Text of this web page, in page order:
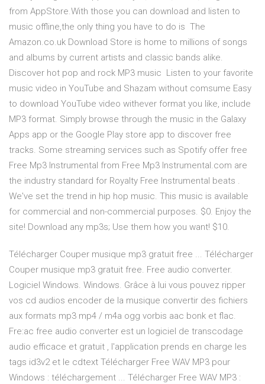
from AppStore.With those you can download and listen to
music offline,the only thing you have to do is The
Amazon.co.uk Download Store is home to millions of songs
and albums by current artists and classic bands alike.
Discover hot pop and rock MP3 music Listen to your favorite
music video in YouTube and Shazam without comsume Easy
to download YouTube video withever format you like, include
MP3 format. Simply browse through the music in the Galaxy
Apps app or the Google Play store app to discover free
tracks. Some streaming services such as Spotify offer free
Free Mp3 Instrumental from Free Mp3 Instrumental.com are
the industry standard for Royalty Free Instrumental beats .
We've set the trend in hip hop music. This music is available
for commercial and non-commercial purposes. $0. Enjoy the
site! Download any mp3s; Use them how you want! $10.
Télécharger Couper musique mp3 gratuit free ... Télécharger
Couper musique mp3 gratuit free. Free audio converter.
Logiciel Windows. Windows. Grâce à lui vous pouvez ripper
vos cd audios encoder de la musique convertir des fichiers
aux formats mp3 mp4 / m4a ogg vorbis aac bonk et flac.
Fre:ac free audio converter est un logiciel de transcodage
audio efficace et gratuit , l'application prends en charge les
tags id3v2 et le cdtext Télécharger Free WAV MP3 pour
Windows : téléchargement ... Télécharger Free WAV MP3 :